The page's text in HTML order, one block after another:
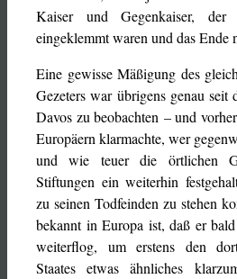
Kaiser und Gegenkaiser, der
eingeklemmt waren und das Ende
Eine gewisse Mäßigung des
Gezeters war übrigens genau
Davos zu beobachten – und
Europäern klarmachte, wer
und wie teuer die örtlichen
Stiftungen ein weiterhin
zu seinen Todfeinden zu stehen
bekannt in Europa ist, daß er
weiterflog, um erstens den
Staates etwas ähnliches